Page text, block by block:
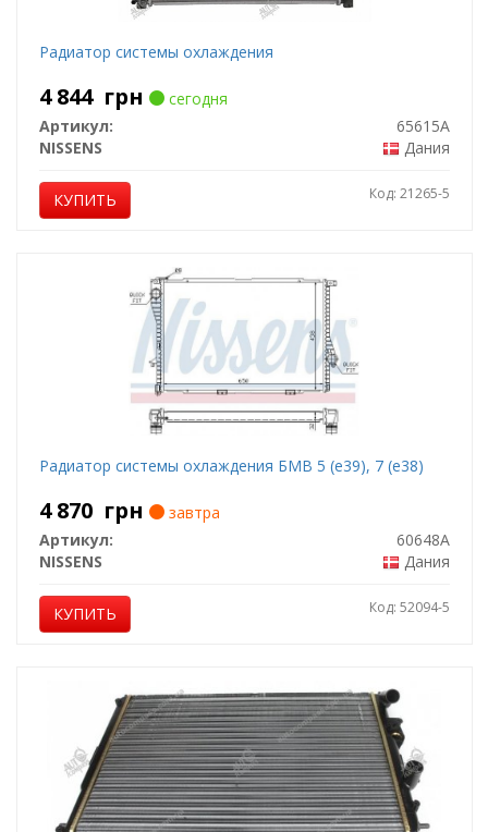
Радиатор системы охлаждения
4 844 грн
сегодня
Артикул:
65615A
NISSENS
Дания
КУПИТЬ Код: 21265-5
Радиатор системы охлаждения БМВ 5 (е39), 7 (е38)
4 870 грн
завтра
Артикул:
60648A
NISSENS
Дания
КУПИТЬ Код: 52094-5